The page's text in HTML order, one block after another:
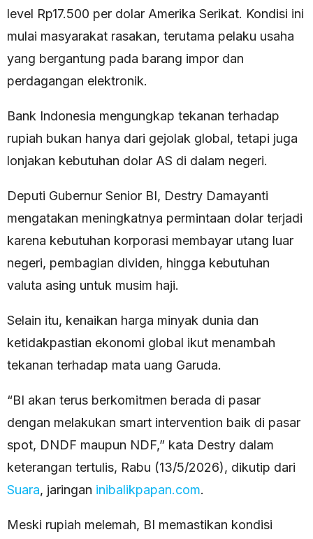
level Rp17.500 per dolar Amerika Serikat. Kondisi ini
mulai masyarakat rasakan, terutama pelaku usaha
yang bergantung pada barang impor dan
perdagangan elektronik.
Bank Indonesia mengungkap tekanan terhadap
rupiah bukan hanya dari gejolak global, tetapi juga
lonjakan kebutuhan dolar AS di dalam negeri.
Deputi Gubernur Senior BI, Destry Damayanti
mengatakan meningkatnya permintaan dolar terjadi
karena kebutuhan korporasi membayar utang luar
negeri, pembagian dividen, hingga kebutuhan
valuta asing untuk musim haji.
Selain itu, kenaikan harga minyak dunia dan
ketidakpastian ekonomi global ikut menambah
tekanan terhadap mata uang Garuda.
“BI akan terus berkomitmen berada di pasar
dengan melakukan smart intervention baik di pasar
spot, DNDF maupun NDF,” kata Destry dalam
keterangan tertulis, Rabu (13/5/2026), dikutip dari
Suara, jaringan inibalikpapan.com.
Meski rupiah melemah, BI memastikan kondisi